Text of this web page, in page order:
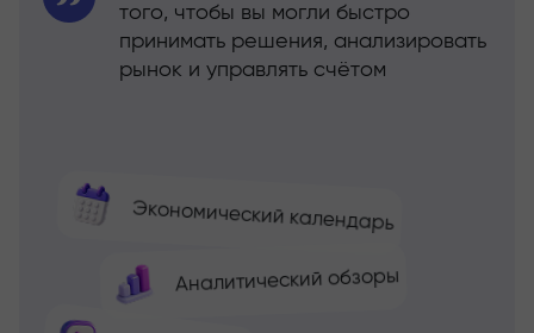
Экономический календарь
Аналитический обзоры
того, чтобы вы могли быстро
принимать решения, анализировать
рынок и управлять счётом